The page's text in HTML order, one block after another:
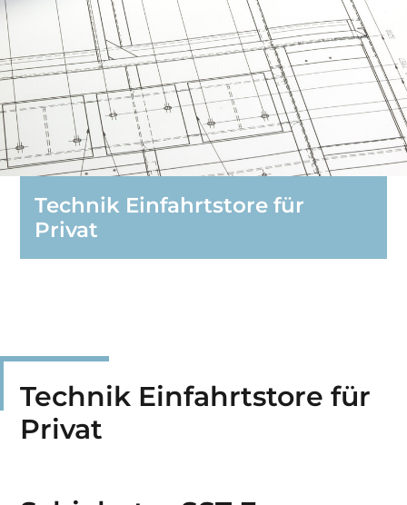
Technik Einfahrtstore für
Privat
Technik Einfahrtstore für
Privat